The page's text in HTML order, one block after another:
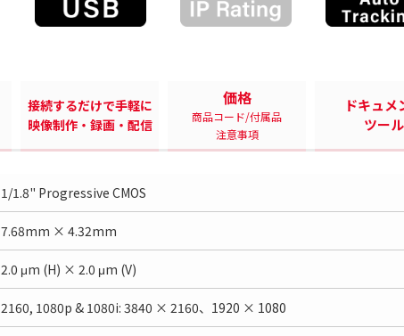
接続するだけで手軽に
映像制作・録画・配信
価格
商品コード/付属品
注意事項
ドキュメ
ツール
1/1.8" Progressive CMOS
7.68mm × 4.32mm
2.0 μm (H) × 2.0 μm (V)
2160, 1080p & 1080i: 3840 × 2160、1920 × 1080